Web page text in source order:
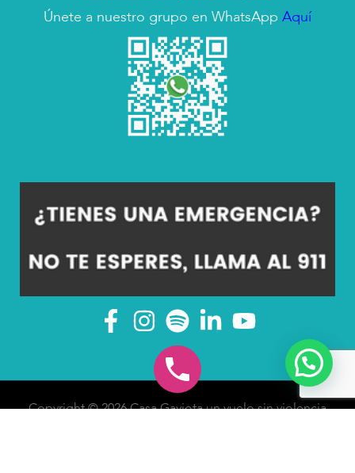
Únete a nuestro grupo en WhatsApp Aquí
Copyright © 2026 Casa Gaviota un vuelo sin violencia